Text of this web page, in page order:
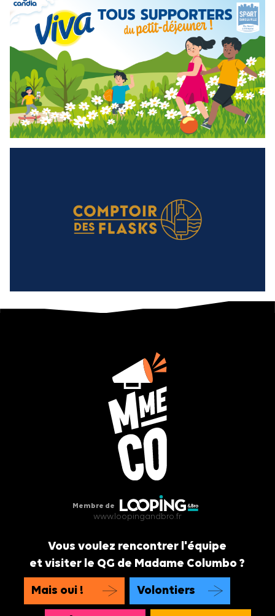
Membre de
www.loopingandbro.fr
Vous voulez rencontrer l'équipe
et visiter le QG de Madame Columbo ?
Mais oui ! Volontiers